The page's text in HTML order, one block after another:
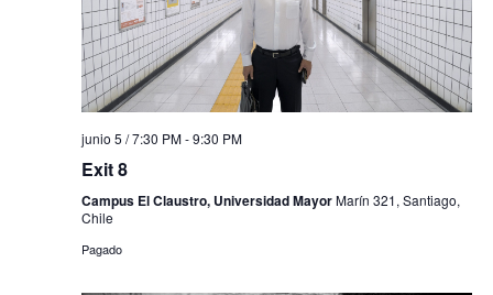
junio 5 / 7:30 PM-9:30 PM
Exit 8
Campus El Claustro, Universidad MayorMarín 321, Santiago,
Chile
Pagado